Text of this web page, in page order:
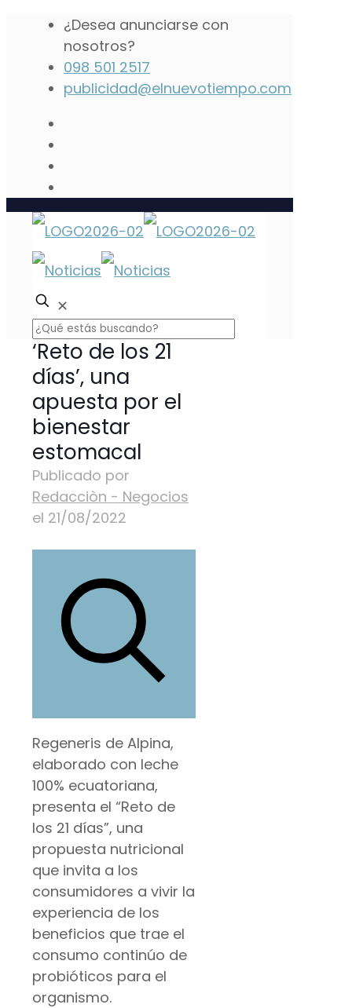
¿Desea anunciarse con
nosotros?
098 501 2517
publicidad@elnuevotiempo.com
✕
‘Reto de los 21
días’, una
apuesta por el
bienestar
estomacal
Publicado por
Redacciòn - Negocios
el 21/08/2022
Regeneris de Alpina,
elaborado con leche
100% ecuatoriana,
presenta el “Reto de
los 21 días”, una
propuesta nutricional
que invita a los
consumidores a vivir la
experiencia de los
beneficios que trae el
consumo continúo de
probióticos para el
organismo.